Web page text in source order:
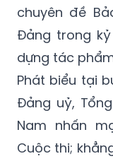
chuyên đề
Đảng trong
dựng tác
Phát biểu tại
Đảng uỷ,
Nam nhấn
Cuộc thi;